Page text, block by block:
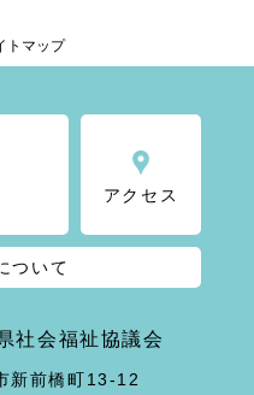
トマップ
アクセス
ついて
社会福祉協議会
前橋町13-12